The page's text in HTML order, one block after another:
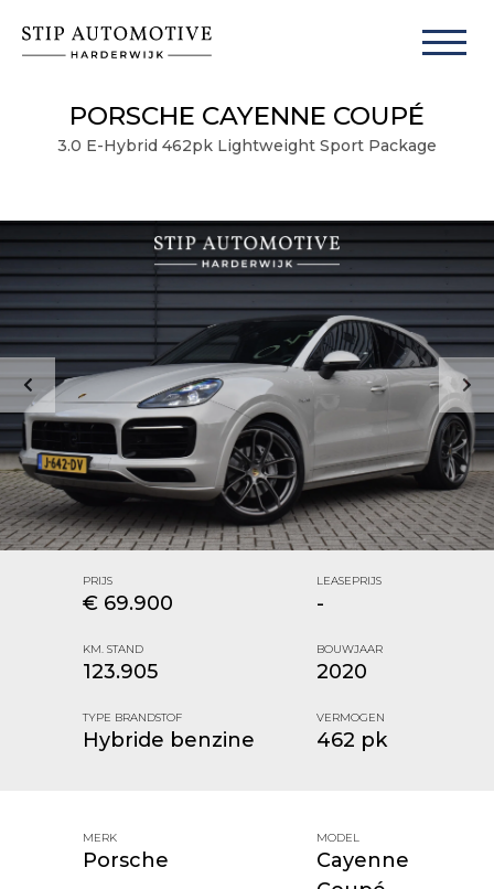
PORSCHE CAYENNE COUPÉ
3.0 E-Hybrid 462pk Lightweight Sport Package
PRIJS
€ 69.900
LEASEPRIJS
-
KM. STAND
123.905
BOUWJAAR
2020
TYPE BRANDSTOF
Hybride benzine
VERMOGEN
462 pk
MERK
Porsche
MODEL
Cayenne